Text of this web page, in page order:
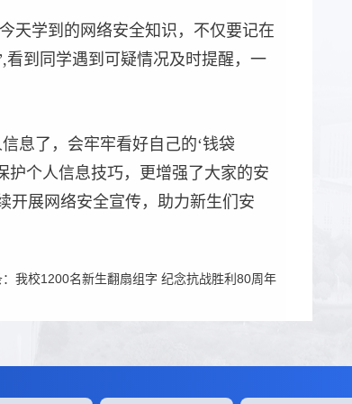
天学到的网络安全知识，不仅要记在
到同学遇到可疑情况及时提醒，一
息了，会牢牢看好自己的‘钱袋
护个人信息技巧，更增强了大家的安
开展网络安全宣传，助力新生们安
我校1200名新生翻扇组字 纪念抗战胜利80周年